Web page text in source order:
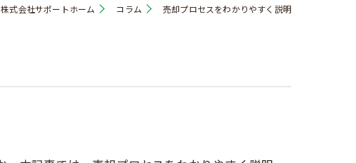
買い替え
式会社サポートホーム コラム 売却プロセスをわかりやすく説明